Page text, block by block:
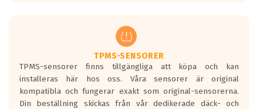
regelverket som introduceras år 2016.
Ett däck med två svarta vågor är redan
godkända för år 2016 nya regelverk.
Ett däck med en svart våg kommer vara
minst tre decibel tystare än det
regelverk som börjar gälla 2016.
TPMS-SENSORER
TPMS-sensorer finns tillgängliga att köpa och kan
installeras här hos oss. Våra sensorer är original
kompatibla och fungerar exakt som original-sensorerna.
Din beställning skickas från vår dedikerade däck- och